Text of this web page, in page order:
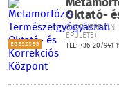
EGÉSZSÉG
Oktató-
GYŐR,
ÉPÜLETE)
TEL: +36-20/941-